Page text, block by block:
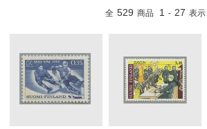
全 529 商品 1 - 27 表示